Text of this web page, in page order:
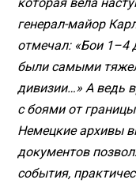
генерал-майор
отмечал: «Бои 1–4
были самыми
дивизии…» А ведь
с боями от
Немецкие архивы
документов
события,